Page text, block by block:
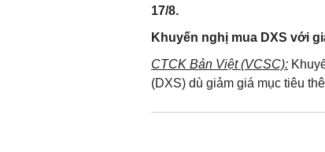
17/8.
Khuyến nghị mua DXS với
CTCK Bản Việt (VCSC):
(DXS) dù giảm giá mục tiêu